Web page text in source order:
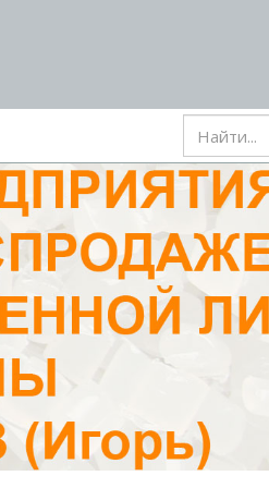
ФОРМА
ПОИСКА
Поиск